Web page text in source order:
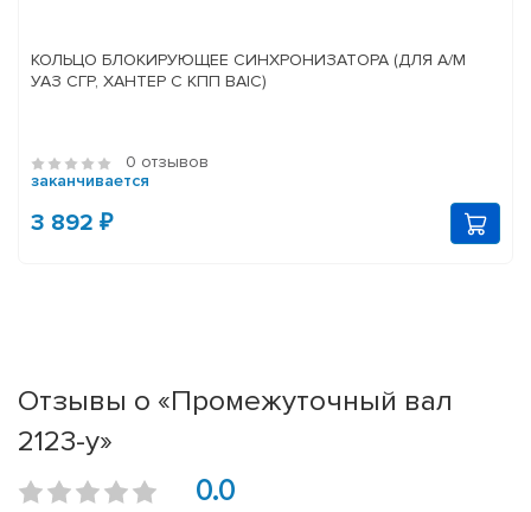
КОЛЬЦО БЛОКИРУЮЩЕЕ СИНХРОНИЗАТОРА (ДЛЯ А/М
УАЗ СГР, ХАНТЕР С КПП BAIC)
0 отзывов
заканчивается
3 892 ₽
Отзывы о «Промежуточный вал
2123-у»
0.0